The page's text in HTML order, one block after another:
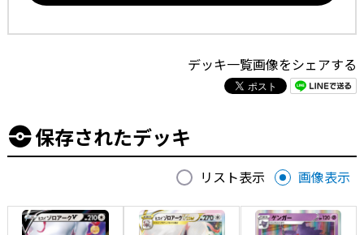
デッキ一覧画像をシェアする
保存されたデッキ
リスト表示 画像表示